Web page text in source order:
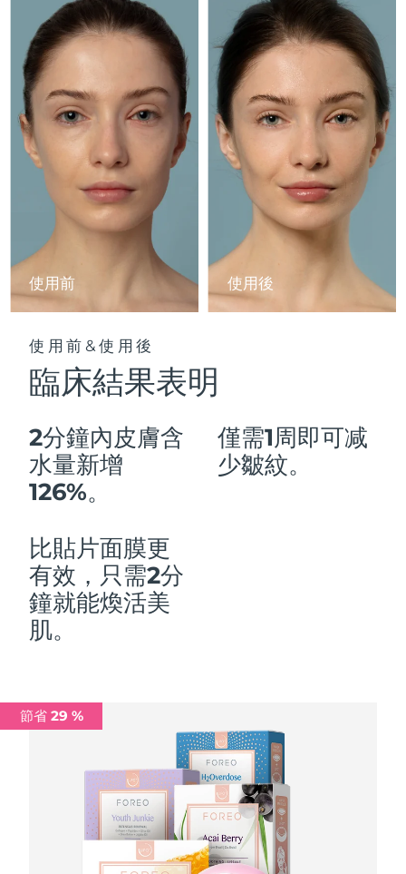
使用前 使用後
使用前&使用後
臨床結果表明
2分鐘內皮膚含
水量新增
126%。
僅需1周即可减
少皺紋。
比貼片面膜更
有效，只需2分
鐘就能煥活美
肌。
節省 29 %
ESPADA™ 設備
All acne treatment devices
眼部護理設備
All revitalizing eye massagers
KIWI™ 皮肤护理
Advanced pore care essentials
LUNA™ Dual-Peptide Scalp
Serum
For healthy hair
issa™ Teeth Whitening Gel
護膚品 男士
全部購買
FOREO APP
關於我們
曼島 預計送達日期 10/8/26
以色列 預計送達日期 12/8/26
義大利 預計送達日期8/8/26
日本 11/8/26
澤西島 預計送達日期13/8/26
哈薩克 預計送達日期
科威特 預計送達日期 8/8/26
盧森堡 預計送達日期8/8/26
中國澳門特別行政區
馬來西亞
馬爾他
墨西哥
荷蘭
預計送達日期
預計送達日期
預計送達日期